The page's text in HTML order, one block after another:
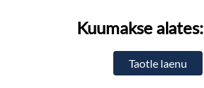
Kuumakse alates: